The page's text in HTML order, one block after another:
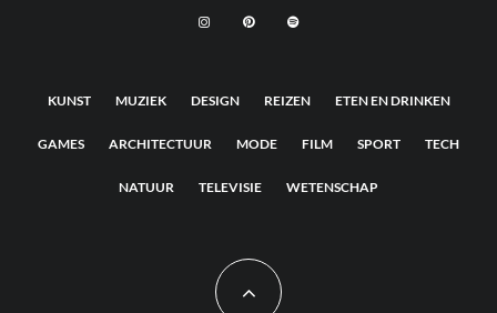
KUNST MUZIEK DESIGN REIZEN ETEN EN DRINKEN
GAMES ARCHITECTUUR MODE FILM SPORT TECH
NATUUR TELEVISIE WETENSCHAP